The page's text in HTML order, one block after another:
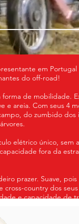
em
do off-road!
forma de mobilidade.
e areia. Com seus 4
do zumbido
elétrico único, sem
fora da
prazer. Suave,
country dos
e capacidade de